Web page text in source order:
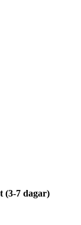
(3-7 dagar)